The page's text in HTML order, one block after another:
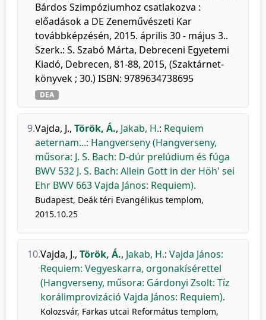
Bárdos Szimpóziumhoz csatlakozva :
előadások a DE Zeneművészeti Kar
továbbképzésén, 2015. április 30 - május 3..
Szerk.: S. Szabó Márta, Debreceni Egyetemi
Kiadó, Debrecen, 81-88, 2015, (Szaktárnet-
könyvek ; 30.) ISBN: 9789634738695
DEA
9.Vajda, J., Török, Á., Jakab, H.: Requiem
aeternam...: Hangverseny (Hangverseny,
műsora: J. S. Bach: D-dúr prelúdium és fúga
BWV 532 J. S. Bach: Allein Gott in der Höh' sei
Ehr BWV 663 Vajda János: Requiem).
Budapest, Deák téri Evangélikus templom,
2015.10.25
10.Vajda, J., Török, Á., Jakab, H.: Vajda János:
Requiem: Vegyeskarra, orgonakísérettel
(Hangverseny, műsora: Gárdonyi Zsolt: Tíz
korálimprovizáció Vajda János: Requiem).
Kolozsvár, Farkas utcai Református templom,